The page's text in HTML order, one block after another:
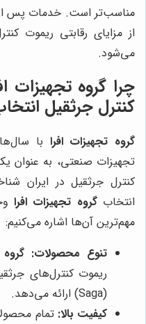
مناسب‌تر است. خدمات پس
می‌شود.
چرا گروه تجهیزات
کنترل جرثقیل
گروه تجهیزات افرا با
تجهیزات صنعتی، به عنوان
کنترل جرثقیل در ایران
انتخابگروه تجهیزات افرا
مهم‌ترین آن‌ها اشاره می‌کنیم:
تنوع محصولات:
ریموت کنترل‌های
(Saga) ارائه می‌دهد.
کیفیت بالا: تمام